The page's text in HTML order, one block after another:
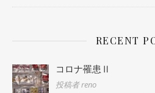
RECENT
コロナ罹患Ⅱ
投稿者 reno